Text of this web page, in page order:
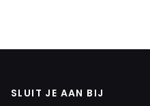
SLUIT JE AAN BIJ